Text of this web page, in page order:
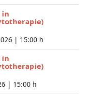
in
| 15:00 h
in
| 15:00 h